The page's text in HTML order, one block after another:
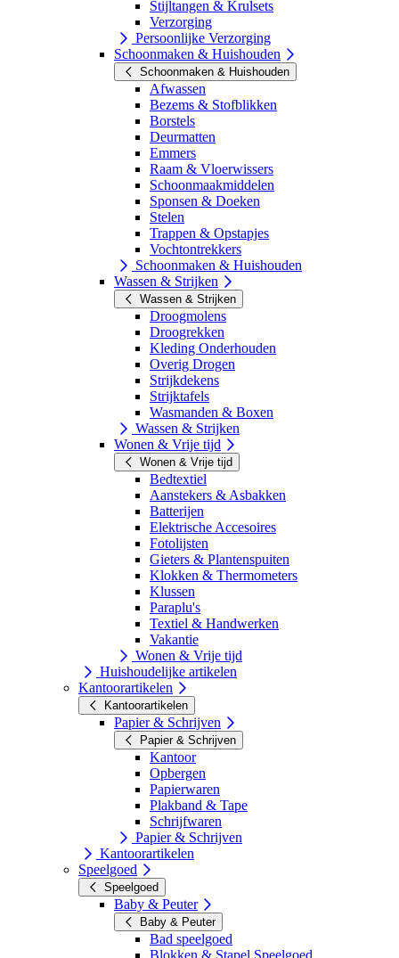
Stijltangen & Krulsets
Verzorging
Persoonlijke Verzorging
Schoonmaken & Huishouden
Schoonmaken & Huishouden
Afwassen
Bezems & Stofblikken
Borstels
Deurmatten
Emmers
Raam & Vloerwissers
Schoonmaakmiddelen
Sponsen & Doeken
Stelen
Trappen & Opstapjes
Vochtontrekkers
Schoonmaken & Huishouden
Wassen & Strijken
Wassen & Strijken
Droogmolens
Droogrekken
Kleding Onderhouden
Overig Drogen
Strijkdekens
Strijktafels
Wasmanden & Boxen
Wassen & Strijken
Wonen & Vrije tijd
Wonen & Vrije tijd
Bedtextiel
Aanstekers & Asbakken
Batterijen
Elektrische Accesoires
Fotolijsten
Gieters & Plantenspuiten
Klokken & Thermometers
Klussen
Paraplu's
Textiel & Handwerken
Vakantie
Wonen & Vrije tijd
Huishoudelijke artikelen
Kantoorartikelen
Kantoorartikelen
Papier & Schrijven
Papier & Schrijven
Kantoor
Opbergen
Papierwaren
Plakband & Tape
Schrijfwaren
Papier & Schrijven
Kantoorartikelen
Speelgoed
Speelgoed
Baby & Peuter
Baby & Peuter
Bad speelgoed
Blokken & Stapel Speelgoed